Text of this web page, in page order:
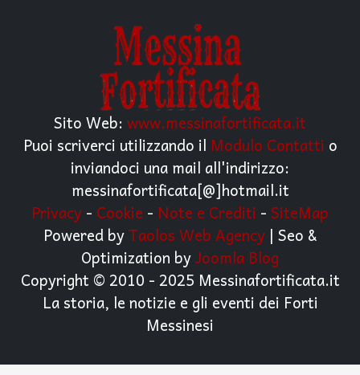
Sito Web: www.messinafortificata.it
Puoi scriverci utilizzando il Modulo Contatti o
inviandoci una mail all'indirizzo:
messinafortificata[@]hotmail.it
Privacy - Cookie - Note e Crediti - SiteMap
Powered byTaolos Web Agency| Seo &
Optimization byJoomla Blog
Copyright © 2010 - 2025 Messinafortificata.it
La storia, le notizie e gli eventi dei Forti
Messinesi